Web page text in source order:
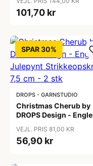
Julepynt Strikkekit
101,70 kr
SPAR 30%
DROPS - GARNSTUDIO
Christmas Cherub by
DROPS Design - Engle
7,5 cm - 2 stk
VEJL. PRIS 81,00 KR
56,90 kr